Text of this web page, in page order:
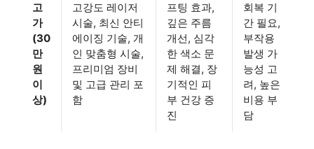
고
가
(30
만
원
이
상)
고강도 레이저
시술, 최신 안티
에이징 기술, 개
인 맞춤형 시술,
프리미엄 장비
및 고급 관리 포
함
프팅 효과,
깊은 주름
개선, 심각
한 색소 문
제 해결, 장
기적인 피
부 건강 증
진
회복 기
간 필요,
부작용
발생 가
능성 고
려, 높은
비용 부
담